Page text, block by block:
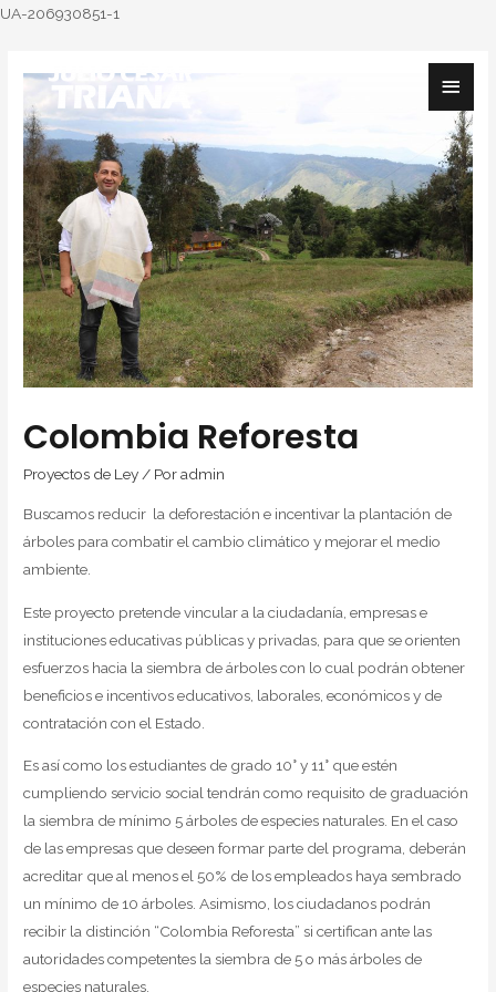
UA-206930851-1
Colombia Reforesta
Proyectos de Ley/ Poradmin
Buscamos reducir la deforestación e incentivar la plantación de
árboles para combatir el cambio climático y mejorar el medio
ambiente.
Este proyecto pretende vincular a la ciudadanía, empresas e
instituciones educativas públicas y privadas, para que se orienten
esfuerzos hacia la siembra de árboles con lo cual podrán obtener
beneficios e incentivos educativos, laborales, económicos y de
contratación con el Estado.
Es así como los estudiantes de grado 10° y 11° que estén
cumpliendo servicio social tendrán como requisito de graduación
la siembra de mínimo 5 árboles de especies naturales. En el caso
de las empresas que deseen formar parte del programa, deberán
acreditar que al menos el 50% de los empleados haya sembrado
un mínimo de 10 árboles. Asimismo, los ciudadanos podrán
recibir la distinción “Colombia Reforesta” si certifican ante las
autoridades competentes la siembra de 5 o más árboles de
especies naturales.